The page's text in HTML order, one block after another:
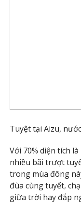
Tuyệt tại Aizu,
Với 70% diện tích
nhiều bãi trượt
trong mùa đông
đùa cùng tuyết,
giữa trời hay đắp